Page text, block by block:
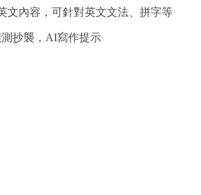
文內容，可針對英文文法、拼字等
抄襲，AI寫作提示